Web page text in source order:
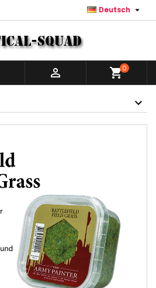
Deutsch 
 shopping_cart0